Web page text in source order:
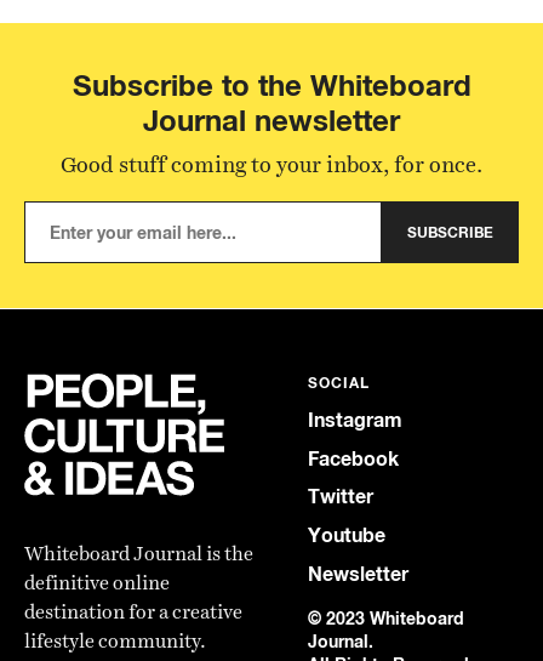
Subscribe to the Whiteboard
Journal newsletter
Good stuff coming to your inbox, for once.
SUBSCRIBE
Whiteboard Journal is the
definitive online
destination for a creative
lifestyle community.
SOCIAL
Instagram
Facebook
Twitter
Youtube
Newsletter
© 2023 Whiteboard
Journal.